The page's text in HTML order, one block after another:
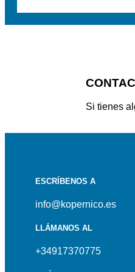
Si tienes
ESCRÍBENOS A
info@kopernico.es
LLÁMANOS AL
+34917370775